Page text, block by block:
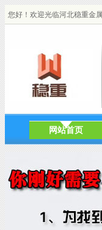
您好！欢迎光临河北稳重金
网站首页